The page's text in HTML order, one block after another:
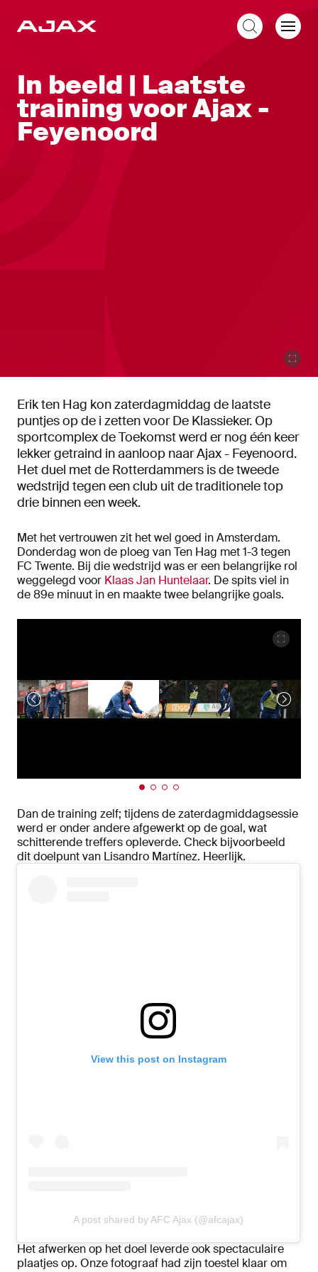
In beeld | Laatste
training voor Ajax -
Feyenoord
Erik ten Hag kon zaterdagmiddag de laatste
puntjes op de i zetten voor De Klassieker. Op
sportcomplex de Toekomst werd er nog één keer
lekker getraind in aanloop naar Ajax - Feyenoord.
Het duel met de Rotterdammers is de tweede
wedstrijd tegen een club uit de traditionele top
drie binnen een week.
Met het vertrouwen zit het wel goed in Amsterdam.
Donderdag won de ploeg van Ten Hag met 1-3 tegen
FC Twente. Bij die wedstrijd was er een belangrijke rol
weggelegd voor Klaas Jan Huntelaar. De spits viel in
de 89e minuut in en maakte twee belangrijke goals.
Dan de training zelf; tijdens de zaterdagmiddagsessie
werd er onder andere afgewerkt op de goal, wat
schitterende treffers opleverde. Check bijvoorbeeld
dit doelpunt van Lisandro Martínez. Heerlijk.
View this post on Instagram
A post shared by AFC Ajax (@afcajax)
Het afwerken op het doel leverde ook spectaculaire
plaatjes op. Onze fotograaf had zijn toestel klaar om